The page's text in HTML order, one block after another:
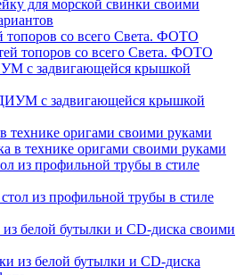
топоров со всего Света. ФОТО
с задвигающейся крышкой
технике оригами своими руками
из профильной трубы в стиле
белой бутылки и CD-диска своими